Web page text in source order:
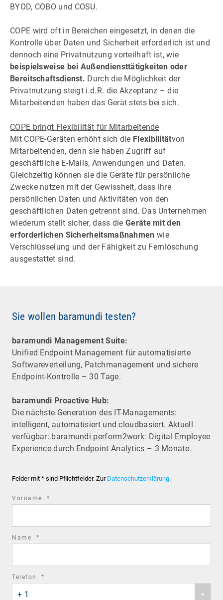
BYOD, COBO und COSU.
COPE wird oft in Bereichen eingesetzt, in denen die
Kontrolle über Daten und Sicherheit erforderlich ist und
dennoch eine Privatnutzung vorteilhaft ist, wie
beispielsweise bei Außendiensttätigkeiten oder
Bereitschaftsdienst. Durch die Möglichkeit der
Privatnutzung steigt i.d.R. die Akzeptanz – die
Mitarbeitenden haben das Gerät stets bei sich.
COPE bringt Flexibilität für Mitarbeitende
Mit COPE-Geräten erhöht sich die Flexibilitätvon
Mitarbeitenden, denn sie haben Zugriff auf
geschäftliche E-Mails, Anwendungen und Daten.
Gleichzeitig können sie die Geräte für persönliche
Zwecke nutzen mit der Gewissheit, dass ihre
persönlichen Daten und Aktivitäten von den
geschäftlichen Daten getrennt sind. Das Unternehmen
wiederum stellt sicher, dass dieGeräte mit den
erforderlichen Sicherheitsmaßnahmen wie
Verschlüsselung und der Fähigkeit zu Fernlöschung
ausgestattet sind.
Sie wollen baramundi testen?
baramundi Management Suite:
Unified Endpoint Management für automatisierte
Software­verteilung, Patchmanagement und sichere
Endpoint-Kontrolle – 30 Tage.
baramundi Proactive Hub:
Die nächste Generation des IT-Managements:
intelligent, automatisiert und cloudbasiert. Aktuell
verfügbar: baramundi perform2work: Digital Employee
Experience durch Endpoint Analytics – 3 Monate.
Felder mit * sind Pflichtfelder. Zur Datenschutzerklärung.
Vorname *
Name *
Telefon *
country
+ 1